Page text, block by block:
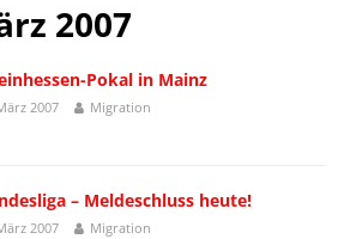
2007
Pokal in Mainz
2007 Migration
– Meldeschluss heute!
2007 Migration